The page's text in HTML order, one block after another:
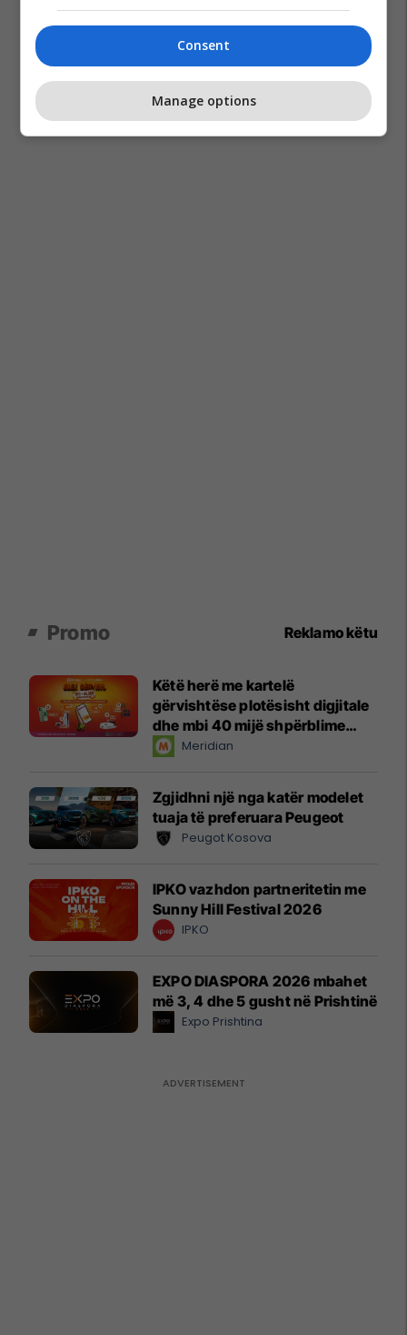
Promo Reklamo këtu
Këtë herë me kartelë
gërvishtëse plotësisht digjitale
dhe mbi 40 mijë shpërblime
instant!Meridian
Zgjidhni një nga katër modelet
tuaja të preferuara Peugeot
Peugot Kosova
IPKO vazhdon partneritetin me
Sunny Hill Festival 2026
IPKO
EXPO DIASPORA 2026 mbahet
më 3, 4 dhe 5 gusht në Prishtinë
Expo Prishtina
Consent
Manage options